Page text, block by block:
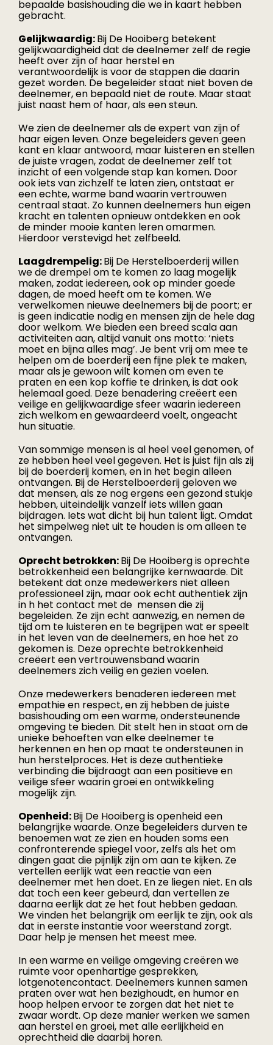
bepaalde basishouding die we in kaart hebben
gebracht.
Gelijkwaardig:Bij De Hooiberg betekent
gelijkwaardigheid dat de deelnemer zelf de regie
heeft over zijn of haar herstel en
verantwoordelijk is voor de stappen die daarin
gezet worden. De begeleider staat niet boven de
deelnemer, en bepaald niet de route. Maar staat
juist naast hem of haar, als een steun.
We zien de deelnemer als de expert van zijn of
haar eigen leven. Onze begeleiders geven geen
kant en klaar antwoord, maar luisteren en stellen
de juiste vragen, zodat de deelnemer zelf tot
inzicht of een volgende stap kan komen. Door
ook iets van zichzelf te laten zien, ontstaat er
een echte, warme band waarin vertrouwen
centraal staat. Zo kunnen deelnemers hun eigen
kracht en talenten opnieuw ontdekken en ook
de minder mooie kanten leren omarmen.
Hierdoor verstevigd het zelfbeeld.
Laagdrempelig:Bij De Herstelboerderij willen
we de drempel om te komen zo laag mogelijk
maken, zodat iedereen, ook op minder goede
dagen, de moed heeft om te komen. We
verwelkomen nieuwe deelnemers bij de poort; er
is geen indicatie nodig en mensen zijn de hele dag
door welkom. We bieden een breed scala aan
activiteiten aan, altijd vanuit ons motto: ‘niets
moet en bijna alles mag’. Je bent vrij om mee te
helpen om de boerderij een fijne plek te maken,
maar als je gewoon wilt komen om even te
praten en een kop koffie te drinken, is dat ook
helemaal goed. Deze benadering creëert een
veilige en gelijkwaardige sfeer waarin iedereen
zich welkom en gewaardeerd voelt, ongeacht
hun situatie.
Van sommige mensen is al heel veel genomen, of
ze hebben heel veel gegeven. Het is juist fijn als zij
bij de boerderij komen, en in het begin alleen
ontvangen. Bij de Herstelboerderij geloven we
dat mensen, als ze nog ergens een gezond stukje
hebben, uiteindelijk vanzelf iets willen gaan
bijdragen. Iets wat dicht bij hun talent ligt. Omdat
het simpelweg niet uit te houden is om alleen te
ontvangen.
Oprecht betrokken:Bij De Hooiberg is oprechte
betrokkenheid een belangrijke kernwaarde. Dit
betekent dat onze medewerkers niet alleen
professioneel zijn, maar ook echt authentiek zijn
in h het contact met de mensen die zij
begeleiden. Ze zijn echt aanwezig, en nemen de
tijd om te luisteren en te begrijpen wat er speelt
in het leven van de deelnemers, en hoe het zo
gekomen is. Deze oprechte betrokkenheid
creëert een vertrouwensband waarin
deelnemers zich veilig en gezien voelen.
Onze medewerkers benaderen iedereen met
empathie en respect, en zij hebben de juiste
basishouding om een warme, ondersteunende
omgeving te bieden. Dit stelt hen in staat om de
unieke behoeften van elke deelnemer te
herkennen en hen op maat te ondersteunen in
hun herstelproces. Het is deze authentieke
verbinding die bijdraagt aan een positieve en
veilige sfeer waarin groei en ontwikkeling
mogelijk zijn.
Openheid:Bij De Hooiberg is openheid een
belangrijke waarde. Onze begeleiders durven te
benoemen wat ze zien en houden soms een
confronterende spiegel voor, zelfs als het om
dingen gaat die pijnlijk zijn om aan te kijken. Ze
vertellen eerlijk wat een reactie van een
deelnemer met hen doet. En ze liegen niet. En als
dat toch een keer gebeurd, dan vertellen ze
daarna eerlijk dat ze het fout hebben gedaan.
We vinden het belangrijk om eerlijk te zijn, ook als
dat in eerste instantie voor weerstand zorgt.
Daar help je mensen het meest mee.
In een warme en veilige omgeving creëren we
ruimte voor openhartige gesprekken,
lotgenotencontact. Deelnemers kunnen samen
praten over wat hen bezighoudt, en humor en
hoop helpen ervoor te zorgen dat het niet te
zwaar wordt. Op deze manier werken we samen
aan herstel en groei, met alle eerlijkheid en
oprechtheid die daarbij horen.